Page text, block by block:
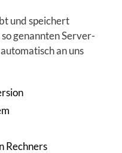
und speichert
genannten Server-
an uns
Rechners